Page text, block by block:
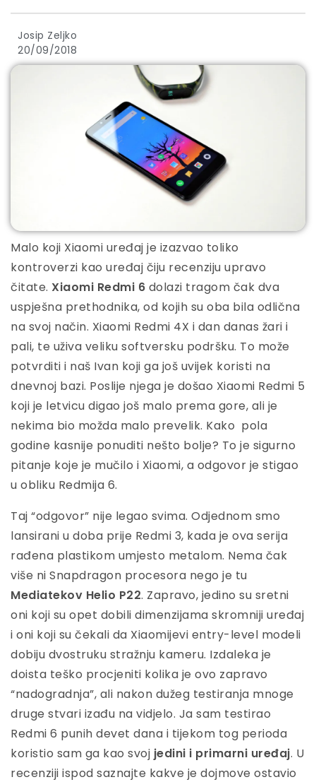
Josip Zeljko
20/09/2018
Malo koji Xiaomi uređaj je izazvao toliko
kontroverzi kao uređaj čiju recenziju upravo
čitate. Xiaomi Redmi 6 dolazi tragom čak dva
uspješna prethodnika, od kojih su oba bila odlična
na svoj način. Xiaomi Redmi 4X i dan danas žari i
pali, te uživa veliku softversku podršku. To može
potvrditi i naš Ivan koji ga još uvijek koristi na
dnevnoj bazi. Poslije njega je došao Xiaomi Redmi 5
koji je letvicu digao još malo prema gore, ali je
nekima bio možda malo prevelik. Kako pola
godine kasnije ponuditi nešto bolje? To je sigurno
pitanje koje je mučilo i Xiaomi, a odgovor je stigao
u obliku Redmija 6.
Taj “odgovor” nije legao svima. Odjednom smo
lansirani u doba prije Redmi 3, kada je ova serija
rađena plastikom umjesto metalom. Nema čak
više ni Snapdragon procesora nego je tu
Mediatekov Helio P22. Zapravo, jedino su sretni
oni koji su opet dobili dimenzijama skromniji uređaj
i oni koji su čekali da Xiaomijevi entry-level modeli
dobiju dvostruku stražnju kameru. Izdaleka je
doista teško procjeniti kolika je ovo zapravo
“nadogradnja”, ali nakon dužeg testiranja mnoge
druge stvari izađu na vidjelo. Ja sam testirao
Redmi 6 punih devet dana i tijekom tog perioda
koristio sam ga kao svoj jedini i primarni uređaj. U
recenziji ispod saznajte kakve je dojmove ostavio